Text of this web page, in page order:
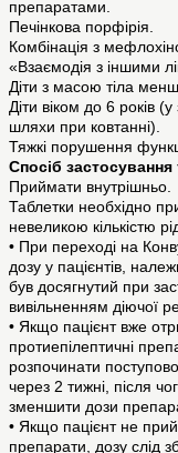
препаратами.
Печінкова порфірія.
Комбінація з
«Взаємодія з іншими
Діти з масою тіла
Діти віком до 6 років
шляхи при ковтанні).
Тяжкі порушення
Спосіб застосування
Приймати внутрішньо.
Таблетки необхідно
невеликою кількістю
• При переході на
дозу у пацієнтів,
був досягнутий при
вивільненням діючої
• Якщо пацієнт вже
протиепілептичні
розпочинати
через 2 тижні, після
зменшити дози
• Якщо пацієнт не
препарати, дозу слід